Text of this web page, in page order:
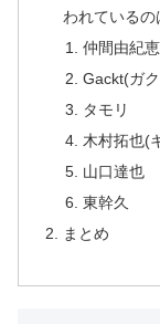
われているの
仲間由紀恵
Gackt(ガ
タモリ
木村拓也(
山口達也
東幹久
まとめ